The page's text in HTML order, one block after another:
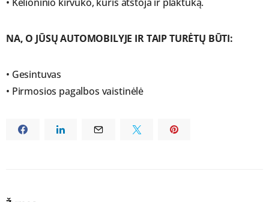
NA, O JŪSŲ AUTOMOBILYJE IR TAIP TURĖTŲ BŪTI:
• Gesintuvas
• Pirmosios pagalbos vaistinėlė